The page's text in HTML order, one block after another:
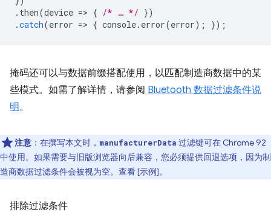
. then(device => { /* … */ })
.catch(error => { console. error(error); });
掩码还可以与数据前缀搭配使用，以匹配制造商数据中的某
些模式。如需了解详情，请参阅 Bluetooth 数据过滤条件说
明。
注意 ：在撰写本文时， manufacturerData 过滤键可在 Chrome 92
中使用。如果需要与旧版浏览器向后兼容，您必须提供回退选项，因为制
造商数据过滤条件会被视为空。查看 [示例]。
排除过滤条件